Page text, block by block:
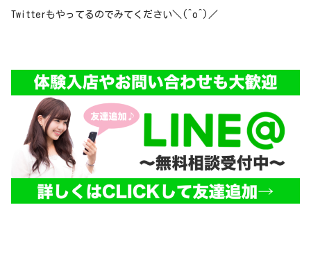
Twitterもやってるのでみてください＼(^o^)／